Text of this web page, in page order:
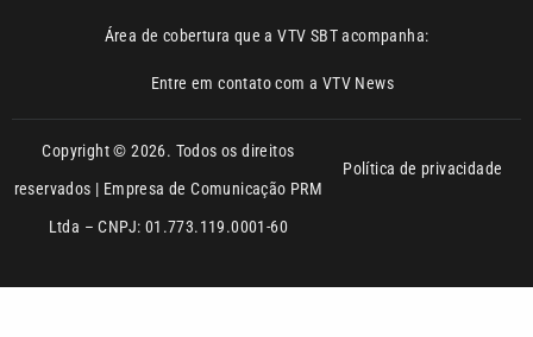
Área de cobertura que a VTV SBT acompanha:
Entre em contato com a VTV News
Copyright © 2026. Todos os direitos
reservados | Empresa de Comunicação PRM
Ltda – CNPJ: 01.773.119.0001-60
Política de privacidade